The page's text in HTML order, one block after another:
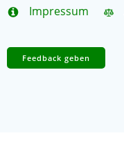
Impressum
Feedback geben